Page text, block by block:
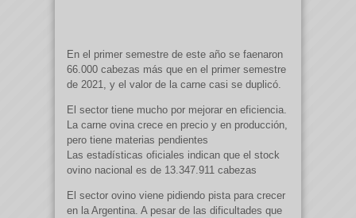
En el primer semestre de este año se faenaron
66.000 cabezas más que en el primer semestre
de 2021, y el valor de la carne casi se duplicó.
El sector tiene mucho por mejorar en eficiencia.
La carne ovina crece en precio y en producción,
pero tiene materias pendientes
Las estadísticas oficiales indican que el stock
ovino nacional es de 13.347.911 cabezas
El sector ovino viene pidiendo pista para crecer
en la Argentina. A pesar de las dificultades que